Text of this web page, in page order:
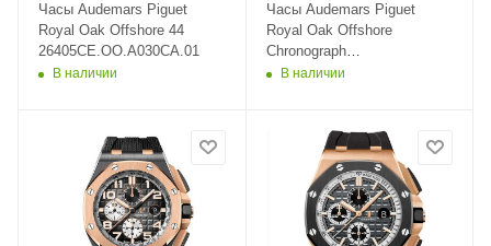
Часы Audemars Piguet
Royal Oak Offshore 44
26405CE.OO.A030CA.01
В наличии
Часы Audemars Piguet
Royal Oak Offshore
Chronograph
26401RO.OO.A002CA.02
В наличии